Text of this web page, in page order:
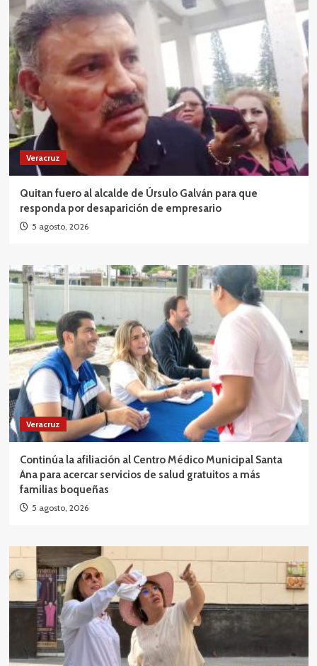
Veracruz
Quitan fuero al alcalde de Úrsulo Galván para que
responda por desaparición de empresario
5 agosto, 2026
Veracruz
Continúa la afiliación al Centro Médico Municipal Santa
Ana para acercar servicios de salud gratuitos a más
familias boqueñas
5 agosto, 2026